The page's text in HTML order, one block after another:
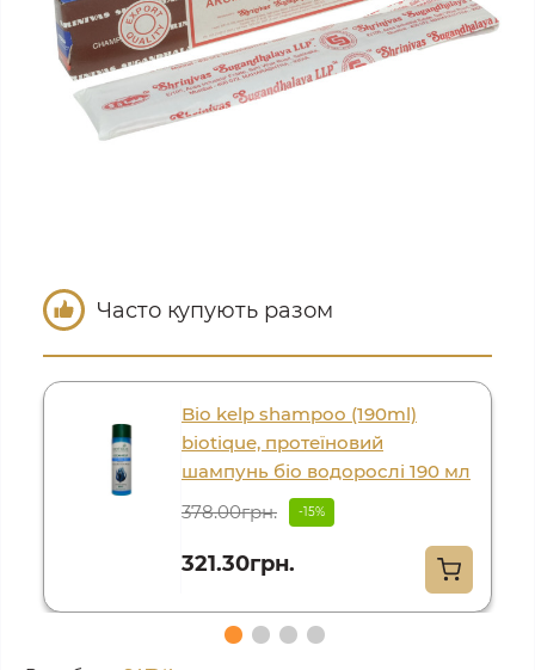
Часто купують разом
Bio kelp shampoo (190ml)
biotique, протеїновий
шампунь біо водорослі 190 мл
378.00грн.
-15%
321.30грн.